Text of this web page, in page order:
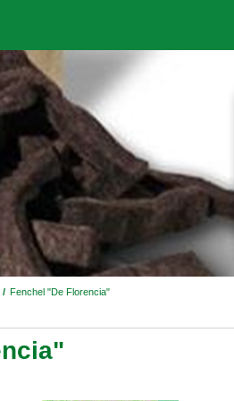
/ Fenchel "De Florencia"